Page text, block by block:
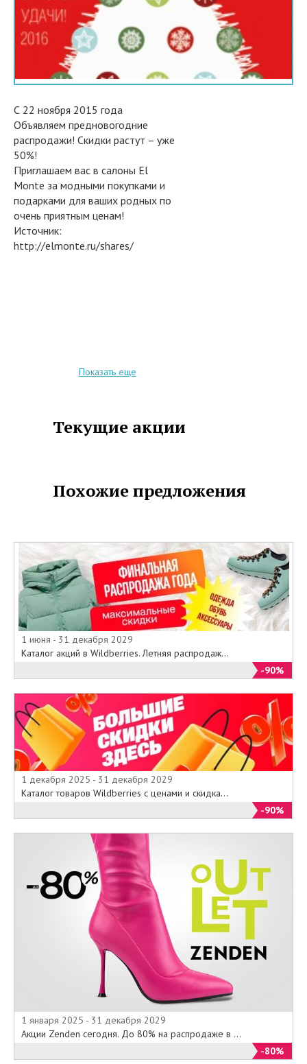
С 22 ноября 2015 года
Объявляем предновогодние
распродажи! Скидки растут – уже
50%!
Приглашаем вас в салоны El
Monte за модными покупками и
подарками для ваших родных по
очень приятным ценам!
Источник:
http://elmonte.ru/shares/
Показать еще
Текущие акции
Похожие предложения
1 июня - 31 декабря 2029
Каталог акций в Wildberries. Летняя распродаж...
-90%
1 декабря 2025 - 31 декабря 2029
Каталог товаров Wildberries с ценами и скидка...
-90%
1 января 2025 - 31 декабря 2029
Акции Zenden сегодня. До 80% на распродаже в ...
-80%